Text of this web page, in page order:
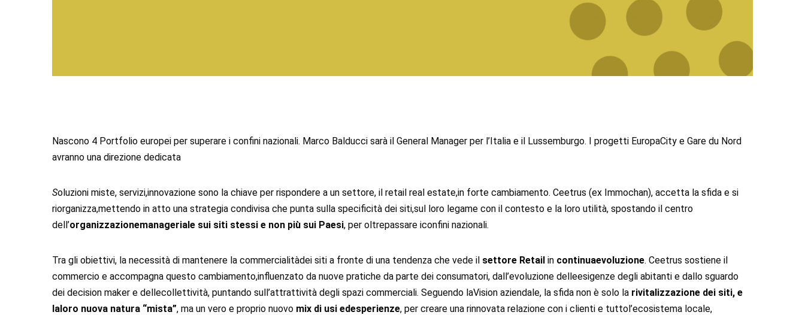
Nascono 4 Portfolio europei per superare i confini nazionali. Marco Balducci sarà il General Manager per l’Italia e il Lussemburgo. I progetti EuropaCity e Gare du Nord
avranno una direzione dedicata
Soluzioni miste, servizi,innovazione sono la chiave per rispondere a un settore, il retail real estate,in forte cambiamento. Ceetrus (ex Immochan), accetta la sfida e si
riorganizza,mettendo in atto una strategia condivisa che punta sulla specificità dei siti,sul loro legame con il contesto e la loro utilità, spostando il centro
dell’organizzazionemanageriale sui siti stessi e non più sui Paesi, per oltrepassare iconfini nazionali.
Tra gli obiettivi, la necessità di mantenere la commercialitàdei siti a fronte di una tendenza che vede il settore Retail in continuaevoluzione. Ceetrus sostiene il
commercio e accompagna questo cambiamento,influenzato da nuove pratiche da parte dei consumatori, dall’evoluzione delleesigenze degli abitanti e dallo sguardo
dei decision maker e dellecollettività, puntando sull’attrattività degli spazi commerciali. Seguendo laVision aziendale, la sfida non è solo la rivitalizzazione dei siti, e
laloro nuova natura “mista”, ma un vero e proprio nuovo mix di usi edesperienze, per creare una rinnovata relazione con i clienti e tuttol’ecosistema locale,